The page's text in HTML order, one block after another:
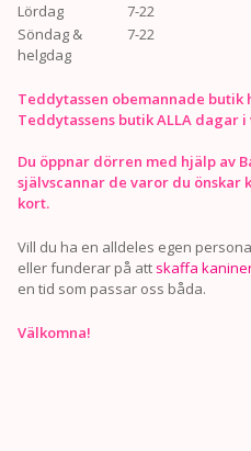
Lördag
7-22
Söndag &
helgdag
7-22
Teddytassen obemannade butik
Teddytassens butik ALLA dagar i
Du öppnar dörren med hjälp av
självscannar de varor du önskar
kort.
Vill du ha en alldeles egen
eller funderar på att skaffa
en tid som passar oss båda.
Välkomna!